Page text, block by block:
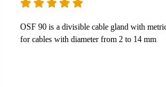
OSF 90 is a divisible cable gland with
for cables with diameter from 2 to 14 mm